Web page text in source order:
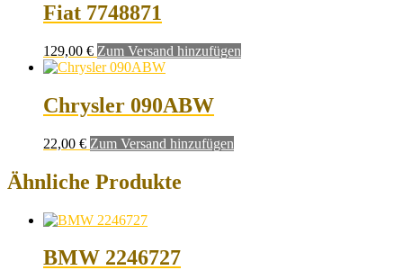
Fiat 7748871
129,00 € Zum Versand hinzufügen
Chrysler 090ABW
22,00 € Zum Versand hinzufügen
Ähnliche Produkte
BMW 2246727